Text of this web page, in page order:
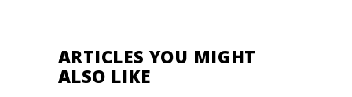
ARTICLES YOU MIGHT
ALSO LIKE